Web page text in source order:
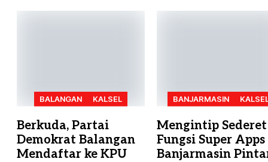
BALANGAN KALSEL
Berkuda, Partai
Demokrat Balangan
Mendaftar ke KPU
BANJARMASIN
Mengintip Sederet
Fungsi Super Apps
Banjarmasin